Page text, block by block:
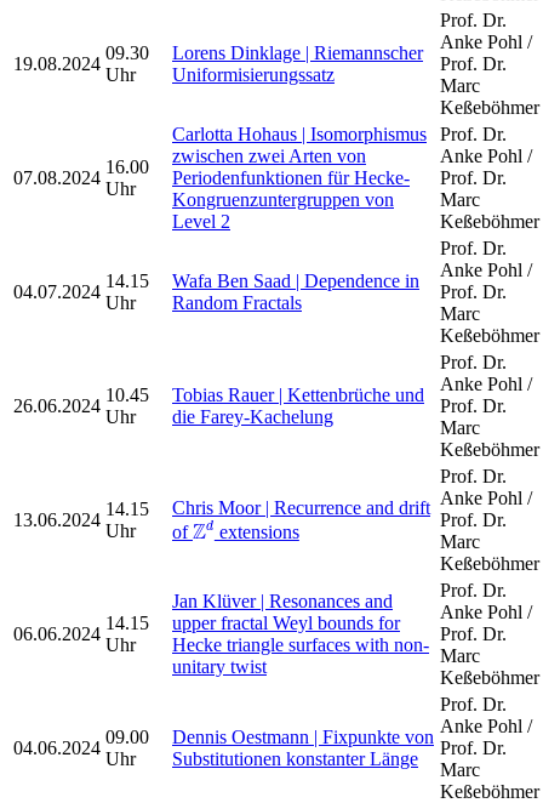
19.08.2024
09.30
Uhr
Lorens Dinklage | Riemannscher
Uniformisierungssatz
Prof. Dr.
Anke Pohl /
Prof. Dr.
Marc
Keßeböhmer
07.08.2024
16.00
Uhr
Carlotta Hohaus | Isomorphismus
zwischen zwei Arten von
Periodenfunktionen für Hecke-
Kongruenzuntergruppen von
Level 2
Prof. Dr.
Anke Pohl /
Prof. Dr.
Marc
Keßeböhmer
04.07.2024
14.15
Uhr
Wafa Ben Saad | Dependence in
Random Fractals
Prof. Dr.
Anke Pohl /
Prof. Dr.
Marc
Keßeböhmer
26.06.2024
10.45
Uhr
Tobias Rauer | Kettenbrüche und
die Farey-Kachelung
Prof. Dr.
Anke Pohl /
Prof. Dr.
Marc
Keßeböhmer
13.06.2024
14.15
Uhr
Chris Moor | Recurrence and drift
ofZd
Zd
extensions
Prof. Dr.
Anke Pohl /
Prof. Dr.
Marc
Keßeböhmer
06.06.2024
14.15
Uhr
Jan Klüver | Resonances and
upper fractal Weyl bounds for
Hecke triangle surfaces with non-
unitary twist
Prof. Dr.
Anke Pohl /
Prof. Dr.
Marc
Keßeböhmer
04.06.2024
09.00
Uhr
Dennis Oestmann | Fixpunkte von
Substitutionen konstanter Länge
Prof. Dr.
Anke Pohl /
Prof. Dr.
Marc
Keßeböhmer